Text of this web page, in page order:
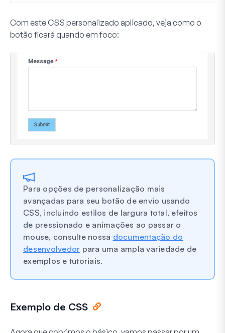
Com este CSS personalizado aplicado, veja como o
botão ficará quando em foco:
Para opções de personalização mais
avançadas para seu botão de envio usando
CSS, incluindo estilos de largura total, efeitos
de pressionado e animações ao passar o
mouse, consulte nossa documentação do
desenvolvedor para uma ampla variedade de
exemplos e tutoriais.
Exemplo de CSS